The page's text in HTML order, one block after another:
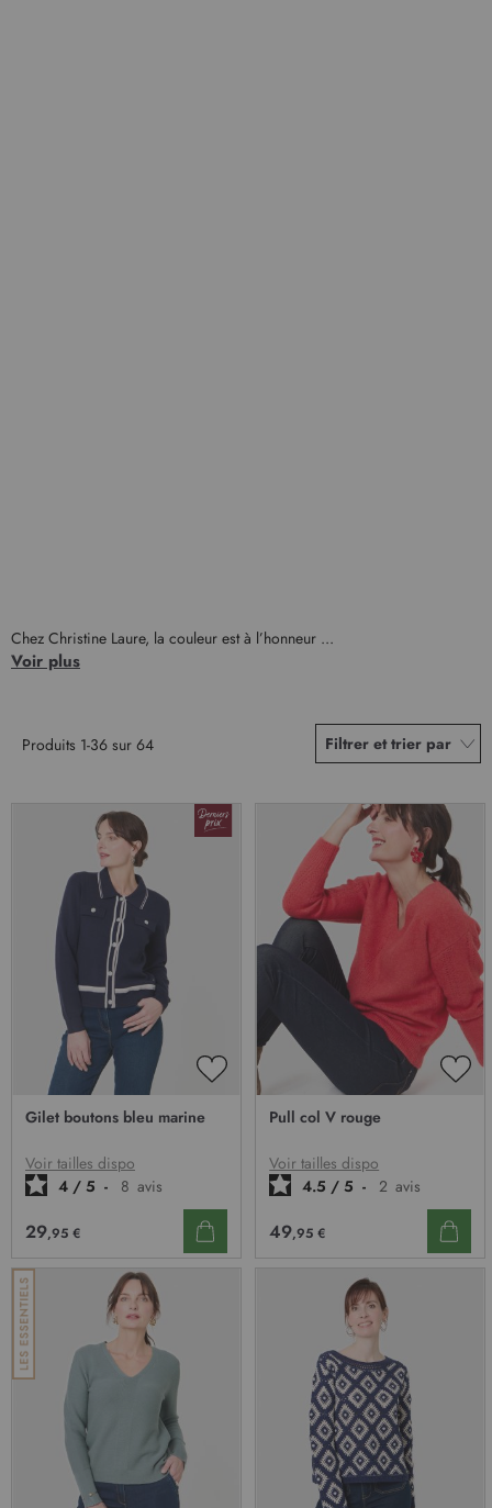
Chez Christine Laure, la couleur est à l’honneur ...
Voir plus
Produits 1-36 sur 64
AJOUTER
D’ENVIE
Gilet boutons bleu marine
Voir tailles dispo
4 / 5 - 8 avis
29,95 €
Pull col V rouge
Voir tailles dispo
4.5 / 5 - 2 avis
49,95 €
Filtrer et trier par